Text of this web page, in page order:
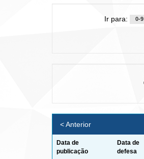
Ir para: 0-9
< Anterior
Data de
publicação
Data de
defesa